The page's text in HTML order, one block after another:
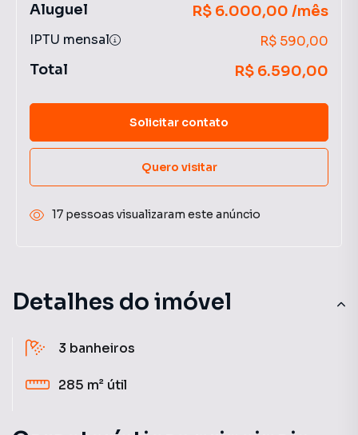
Detalhes do imóvel
3 banheiros
285 m² útil
Aluguel R$ 6.000,00 /mês
IPTU mensal R$ 590,00
Total R$ 6.590,00
Solicitar contato
Quero visitar
17 pessoas visualizaram este anúncio